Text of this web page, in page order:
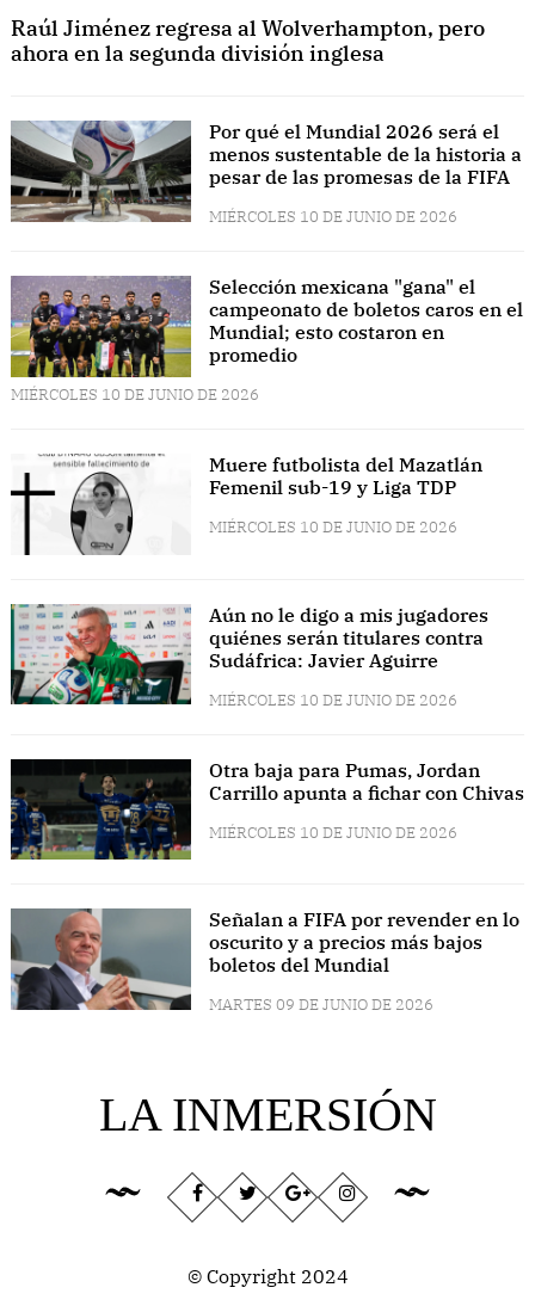
Raúl Jiménez regresa al Wolverhampton, pero
ahora en la segunda división inglesa
Por qué el Mundial 2026 será el
menos sustentable de la historia a
pesar de las promesas de la FIFA
MIÉRCOLES 10 DE JUNIO DE 2026
Selección mexicana "gana" el
campeonato de boletos caros en el
Mundial; esto costaron en
promedio
MIÉRCOLES 10 DE JUNIO DE 2026
Muere futbolista del Mazatlán
Femenil sub-19 y Liga TDP
MIÉRCOLES 10 DE JUNIO DE 2026
Aún no le digo a mis jugadores
quiénes serán titulares contra
Sudáfrica: Javier Aguirre
MIÉRCOLES 10 DE JUNIO DE 2026
Otra baja para Pumas, Jordan
Carrillo apunta a fichar con Chivas
MIÉRCOLES 10 DE JUNIO DE 2026
Señalan a FIFA por revender en lo
oscurito y a precios más bajos
boletos del Mundial
MARTES 09 DE JUNIO DE 2026
LA INMERSIÓN
© Copyright 2024